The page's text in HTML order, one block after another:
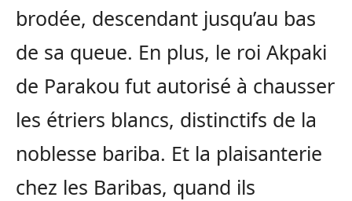
brodée, descendant jusqu’au bas
de sa queue. En plus, le roi Akpaki
de Parakou fut autorisé à chausser
les étriers blancs, distinctifs de la
noblesse bariba. Et la plaisanterie
chez les Baribas, quand ils